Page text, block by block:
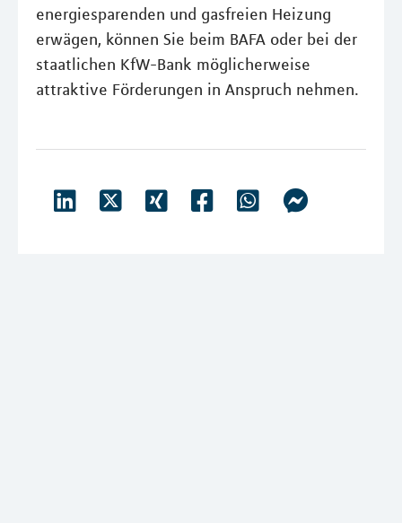
energiesparenden und gasfreien Heizung
erwägen, können Sie beim BAFA oder bei der
staatlichen KfW-Bank möglicherweise
attraktive Förderungen in Anspruch nehmen.